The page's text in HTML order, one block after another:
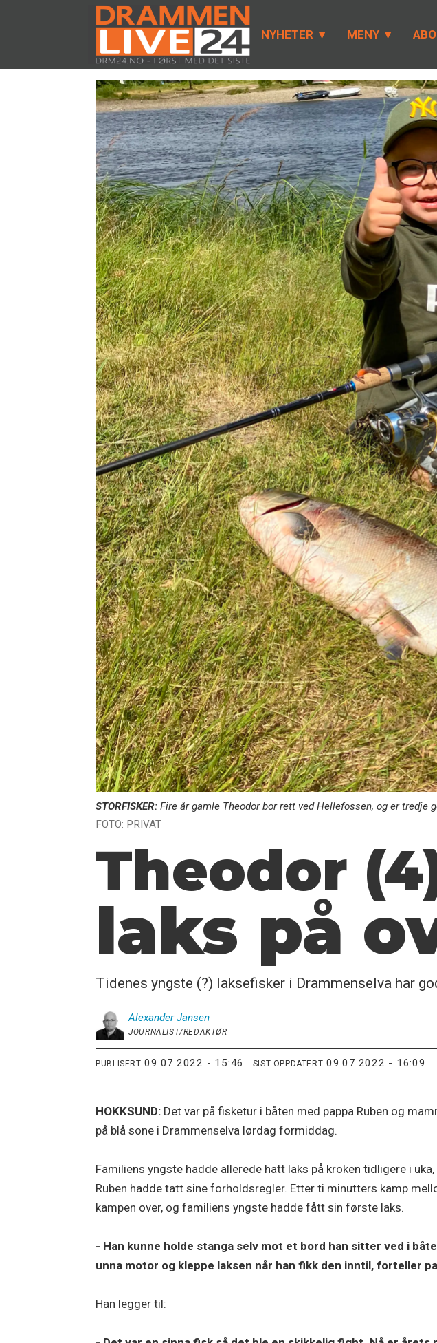
NYHETER MENY
STORFISKER: Fire år gamle Theodor bor rett ved Hellefossen, og er
FOTO: PRIVAT
Theodor
laks på
Tidenes yngste (?) laksefisker i Drammenselva har
Alexander Jansen
JOURNALIST/REDAKTØR
PUBLISERT 09.07.2022 - 15:46 SIST OPPDATERT 09.07.2022 - 16:09
HOKKSUND: Det var på fisketur i båten med pappa Ruben og
på blå sone i Drammenselva lørdag formiddag.
Familiens yngste hadde allerede hatt laks på kroken tidligere i
Ruben hadde tatt sine forholdsregler. Etter ti minutters kamp
kampen over, og familiens yngste hadde fått sin første laks.
- Han kunne holde stanga selv mot et bord han sitter ved i
unna motor og kleppe laksen når han fikk den inntil, forteller
Han legger til: